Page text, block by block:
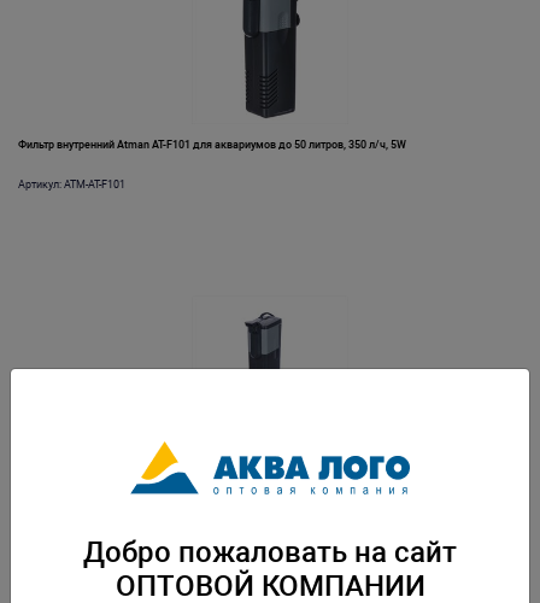
Фильтр внутренний Atman AT-F101 для аквариумов до 50 литров, 350 л/ч, 5W
Артикул: ATM-AT-F101
Фильтр внутренний Atman AT-F102 для аквариумов до 80 литров, 500 л/ч, 8W
Добро пожаловать на сайт
ОПТОВОЙ КОМПАНИИ